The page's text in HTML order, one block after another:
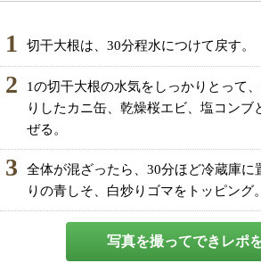
1 切干大根は、30分程水につけて戻す。
2
1の切干大根の水気をしっかりとって
りしたカニ缶、乾燥桜エビ、塩コンブ
ぜる。
3
全体が混ざったら、30分ほど冷蔵庫に
りの青しそ、白炒りゴマをトッピング。
写真を撮ってできレポ